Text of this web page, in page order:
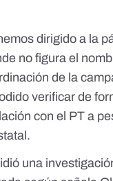
dirigido a la
no figura el
de la
verificar de
con el PT a
una